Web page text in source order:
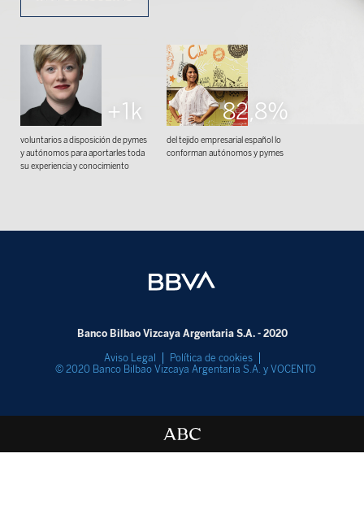
+1k
voluntarios a disposición de pymes
y autónomos para aportarles toda
su experiencia y conocimiento
82,8%
del tejido empresarial español lo
conforman autónomos y pymes
Banco Bilbao Vizcaya Argentaria S.A. - 2020
Aviso Legal
Política de cookies
© 2020 Banco Bilbao Vizcaya Argentaria S.A. y VOCENTO